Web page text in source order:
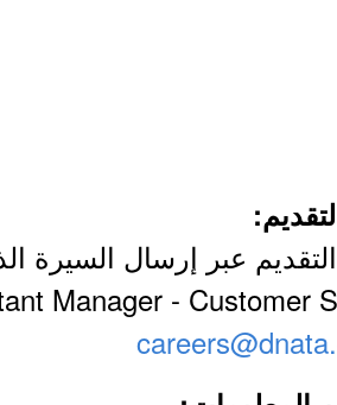
عبر إرسال السيرة
Manager - Customer